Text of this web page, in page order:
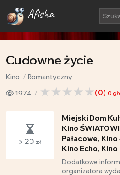
Afisha
Cudowne życie
Kino
Romantyczny
1974
(0) 0
20 zł
Miejski Dom
Kino
Pałacowe,
Kino Echo,
Dodatkowe
organizatora